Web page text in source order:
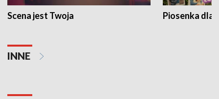
Scena jest Twoja Piosenka dla
INNE